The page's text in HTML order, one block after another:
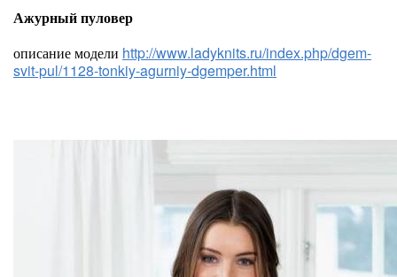
Ажурный пуловер
описание модели http://www.ladyknits.ru/index.php/dgem-
svit-pul/1128-tonkiy-agurniy-dgemper.html